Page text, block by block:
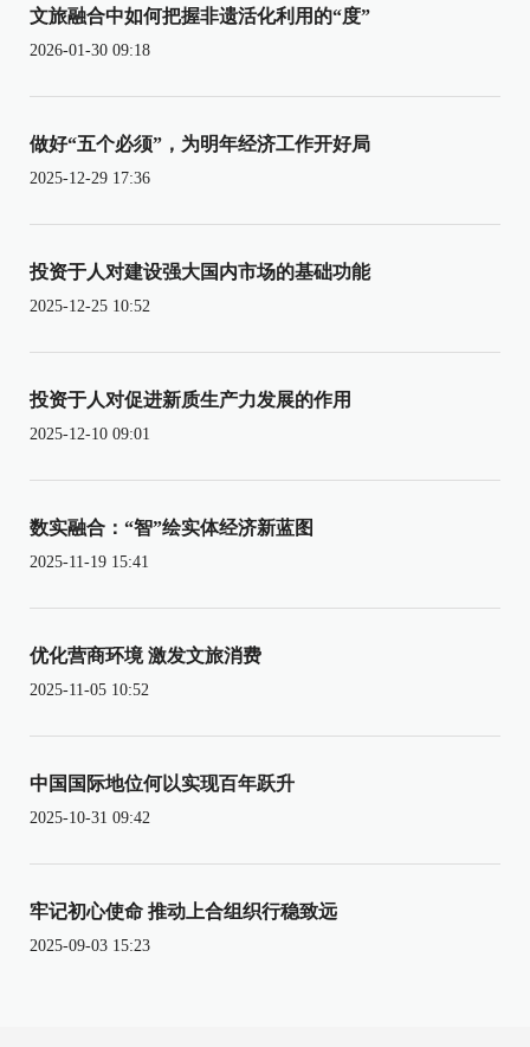
文旅融合中如何把握非遗活化利用的“度”
2026-01-30 09:18
做好“五个必须”，为明年经济工作开好局
2025-12-29 17:36
投资于人对建设强大国内市场的基础功能
2025-12-25 10:52
投资于人对促进新质生产力发展的作用
2025-12-10 09:01
数实融合：“智”绘实体经济新蓝图
2025-11-19 15:41
优化营商环境 激发文旅消费
2025-11-05 10:52
中国国际地位何以实现百年跃升
2025-10-31 09:42
牢记初心使命 推动上合组织行稳致远
2025-09-03 15:23